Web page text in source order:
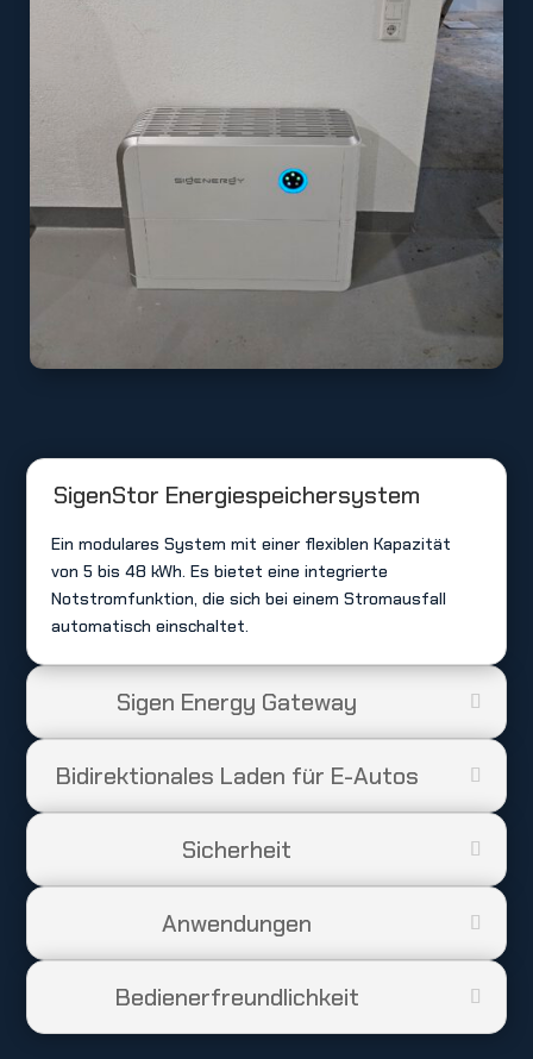
SigenStor Energiespeichersystem
Ein modulares System mit einer flexiblen Kapazität
von 5 bis 48 kWh. Es bietet eine integrierte
Notstromfunktion, die sich bei einem Stromausfall
automatisch einschaltet.
Sigen Energy Gateway
Bidirektionales Laden für E-Autos
Sicherheit
Anwendungen
Bedienerfreundlichkeit